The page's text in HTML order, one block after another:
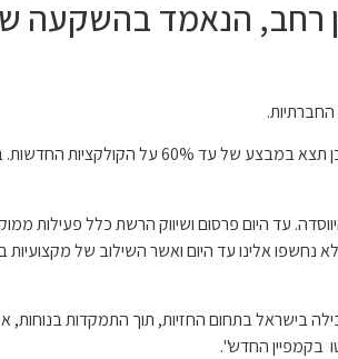
החברתיות.
במסגרת הקמפיין תשיק הרשת את קולקציות 2021 של מגוון המותגים
עד היום פרסום ושיווק הרשת כלל פעילות
שלא נחשפו אלינו עד היום ואשר השילוב של
בישראל בתחום החזיות, תוך התמקדות בנוחות,
בקמפיין החדש".